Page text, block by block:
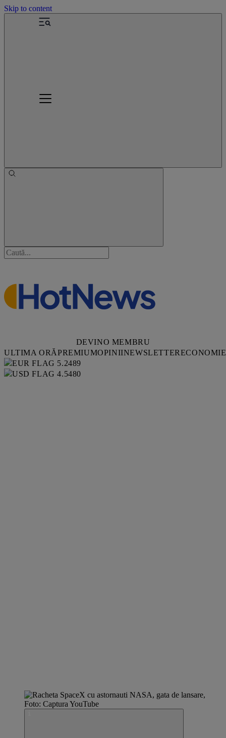
Skip to content
DEVINO MEMBRU
ULTIMA ORĂPREMIUMOPINIINEWSLETTERECONOMIE
5.2489
4.5480